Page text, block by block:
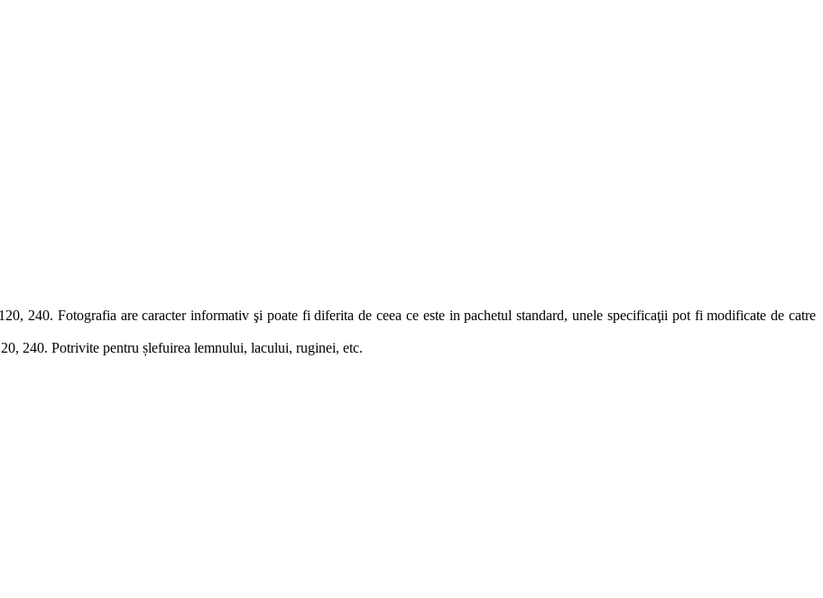
240. Fotografia are caracter informativ şi poate fi diferita de ceea ce este in pachetul standard, unele specificaţii pot fi modificate de catre
240. Potrivite pentru șlefuirea lemnului, lacului, ruginei, etc.